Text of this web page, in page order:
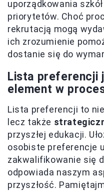
uporządkowania
priorytetów. Choć
rekrutacją mogą
ich zrozumienie
dostanie się do
Lista preferencji
element w
Lista preferencji to
lecz także
przyszłej edukacji.
osobiste preferencje
zakwalifikowanie się
odpowiada naszym
przyszłość.